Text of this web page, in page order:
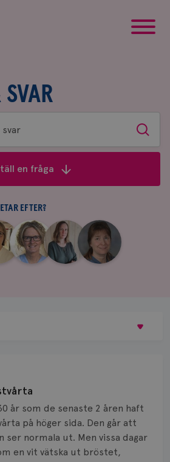
SVAR
Sök
en fråga
EFTER?
|
Jeanette
Bäcklund
|
Maria
Edegran
|
Yvette
Andersson
år som de senaste 2 åren haft
på höger sida. Den går att
ser normala ut. Men vissa dagar
en vit vätska ut bröstet,